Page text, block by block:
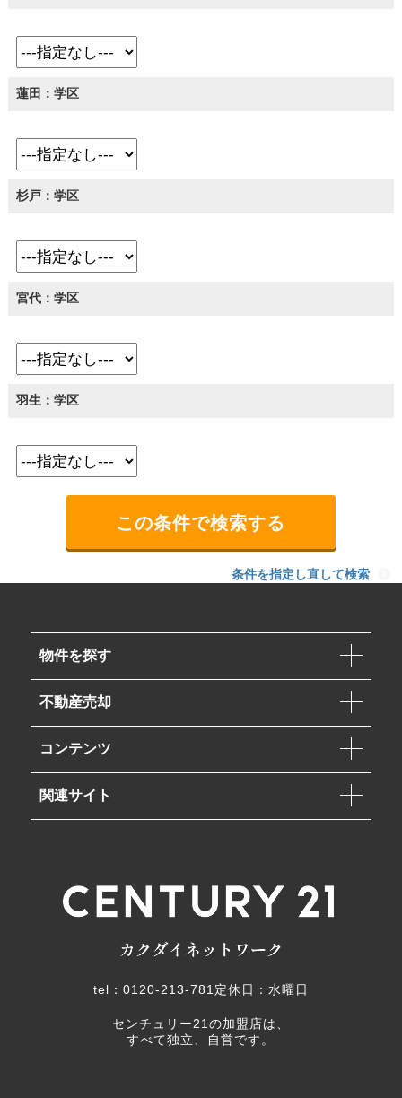
蓮田：学区
杉戸：学区
宮代：学区
羽生：学区
条件を指定し直して検索
物件を探す
不動産売却
コンテンツ
関連サイト
tel：0120-213-781 定休日：水曜日
センチュリー21の加盟店は、
すべて独立、自営です。